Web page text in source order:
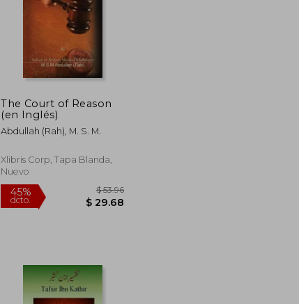
The Court of Reason
(en Inglés)
Abdullah (Rah), M. S. M.
Xlibris Corp, Tapa Blanda,
Nuevo